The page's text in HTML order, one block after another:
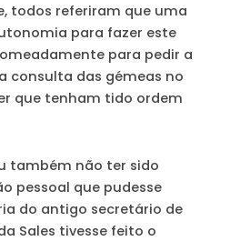
todos referiram que uma
para fazer este
para pedir a
consulta das gémeas no
que tenham tido ordem
também não ter sido
pessoal que pudesse
do antigo secretário de
Sales tivesse feito o